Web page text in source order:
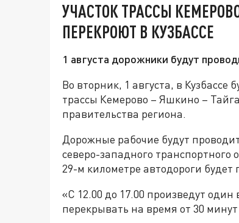
УЧАСТОК ТРАССЫ
ПЕРЕКРОЮТ В КУЗБАССЕ
1 августа дорожники будут
Во вторник, 1 августа, в
трассы Кемерово – Яшкино –
правительства региона.
Дорожные рабочие будут
северо-западного
29-м километре автодороги будет
«С 12.00 до 17.00 произведут один
перекрывать на время от 30